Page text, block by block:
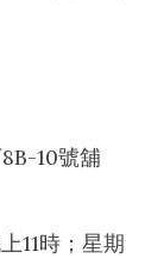
10號舖
11時；星期